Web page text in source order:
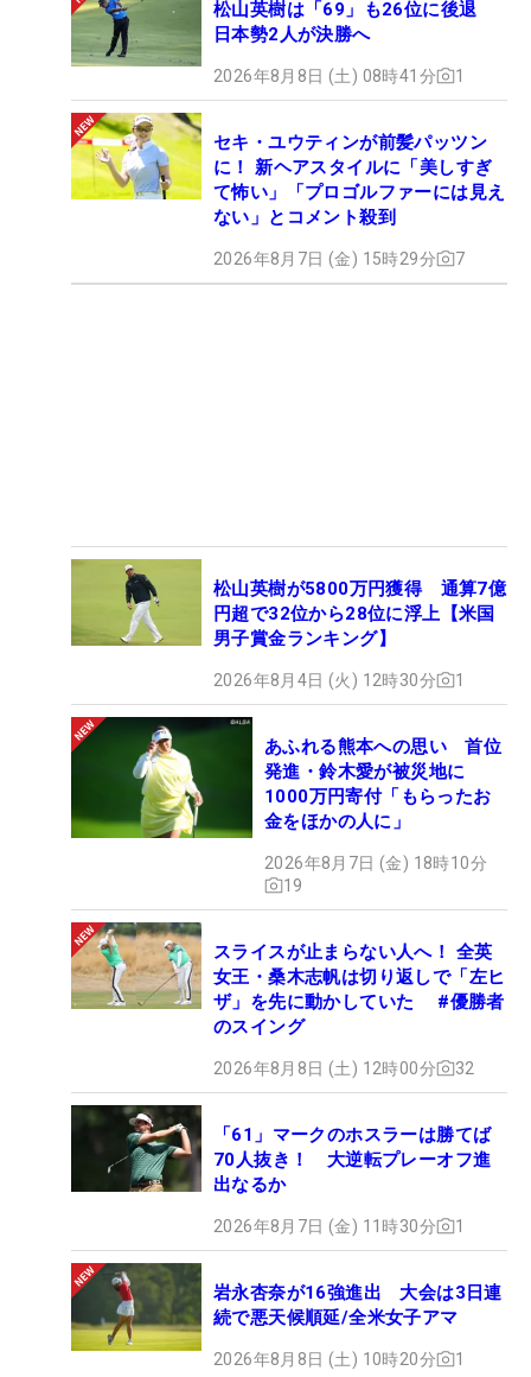
松山英樹は「69」も26位に後退
日本勢2人が決勝へ
2026年8月8日 (土) 08時41分 1
セキ・ユウティンが前髪パッツン
に！ 新ヘアスタイルに「美しすぎ
て怖い」「プロゴルファーには見え
ない」とコメント殺到
2026年8月7日 (金) 15時29分 7
松山英樹が5800万円獲得 通算7億
円超で32位から28位に浮上【米国
男子賞金ランキング】
2026年8月4日 (火) 12時30分 1
あふれる熊本への思い 首位
発進・鈴木愛が被災地に
1000万円寄付「もらったお
金をほかの人に」
2026年8月7日 (金) 18時10分
19
スライスが止まらない人へ！ 全英
女王・桑木志帆は切り返しで「左ヒ
ザ」を先に動かしていた #優勝者
のスイング
2026年8月8日 (土) 12時00分 32
「61」マークのホスラーは勝てば
70人抜き！ 大逆転プレーオフ進
出なるか
2026年8月7日 (金) 11時30分 1
岩永杏奈が16強進出 大会は3日連
続で悪天候順延/全米女子アマ
2026年8月8日 (土) 10時20分 1